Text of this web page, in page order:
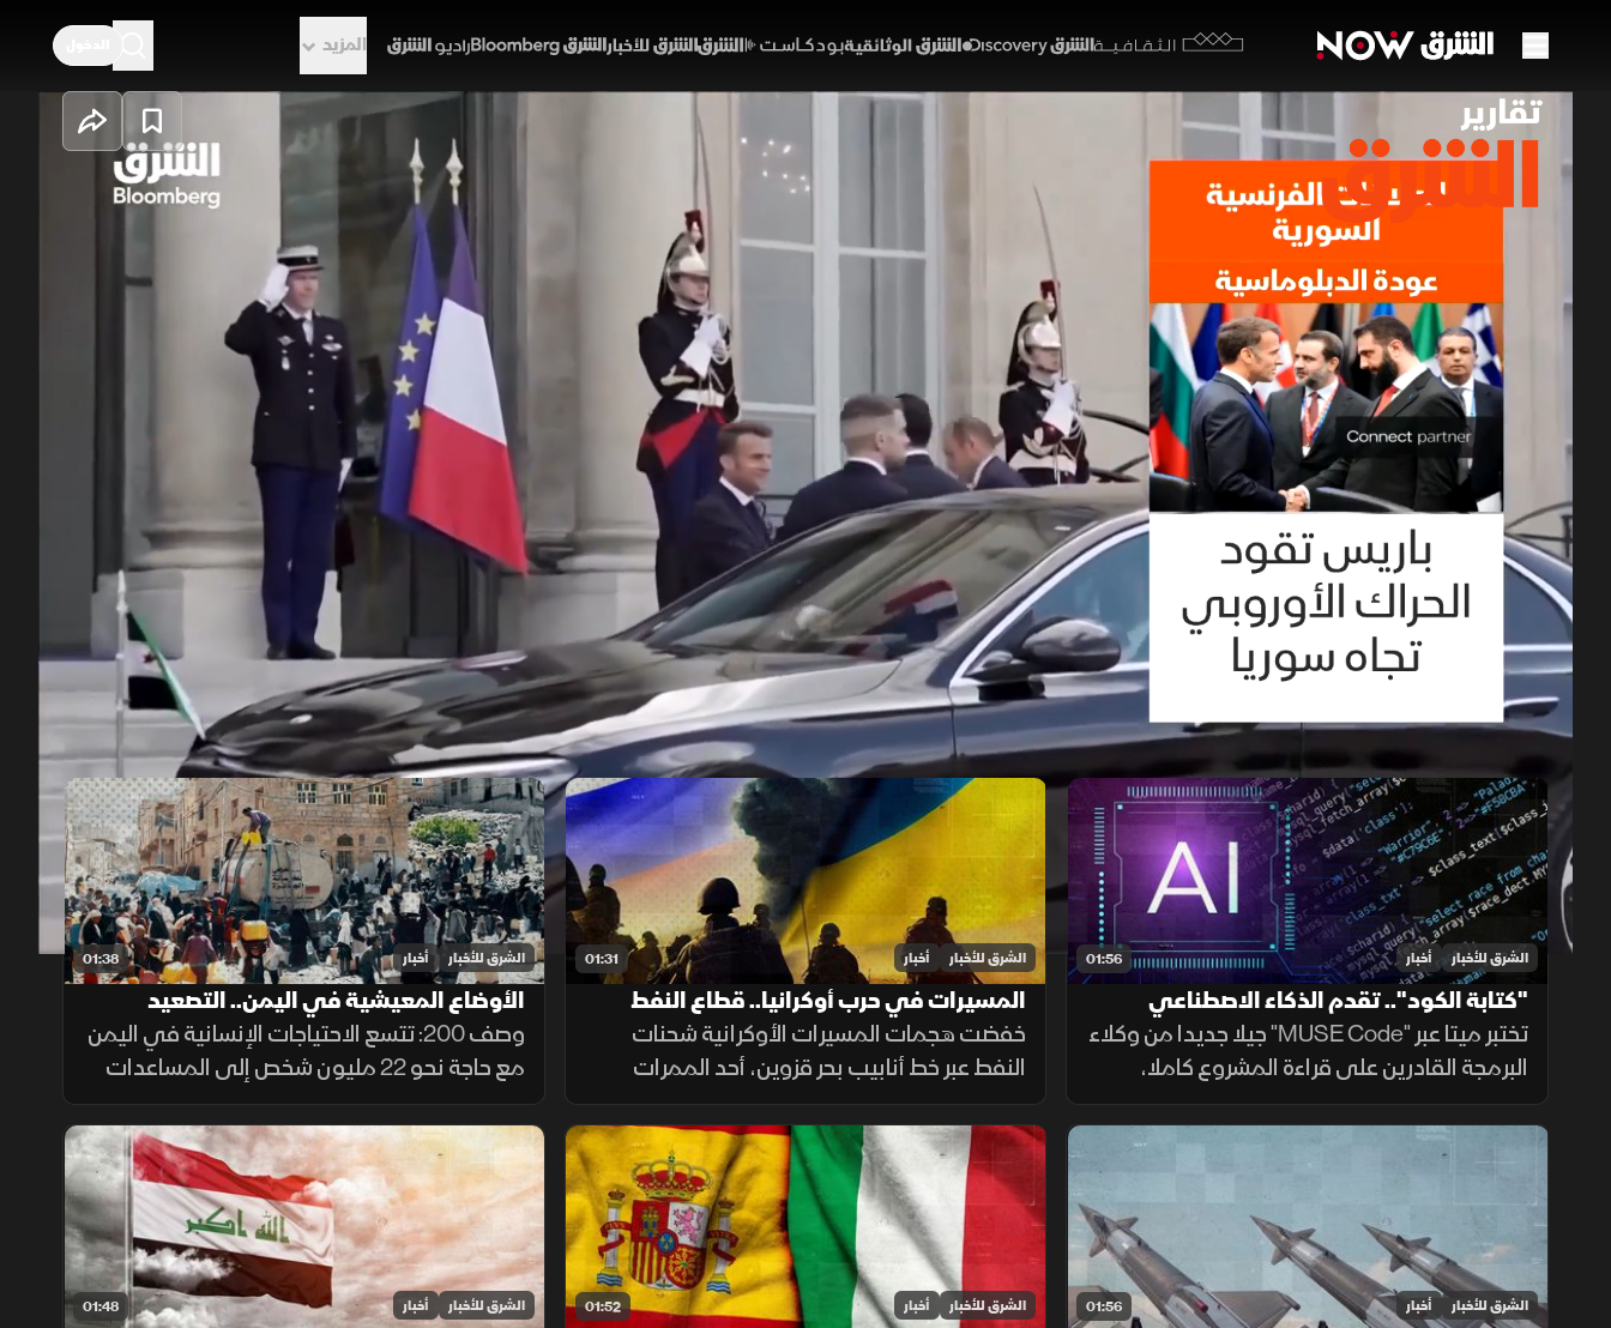
الثقافية
المزيد
00:13/01:03 1x auto
العلاقات الفرنسية السورية.. عودة الدبلوماسية
تقارير الشرق
تتحرك فرنسا لقيادة الموقف الأوروبي تجاه سوريا بعد أشهر من سقوط نظام بشار الأسد، عبر إعادة فتح قنوات
التواصل مع القيادة الجديدة ودعم مسار الانتقال السياسي. وتجلى ذلك في استقبال إيمانويل ماكرون للرئيس
السوري أحمد الشرع، ضمن مباحثات شملت رفع العقوبات ومكافحة الإرهاب وإعادة الإعمار.
برامج الشرق الإخبارية (ملحق)
حلقات الموسم 2026
01:56 الشرق للأخبار أخبار
"كتابة الكود".. تقدم الذكاء الاصطناعي
تختبر ميتا عبر "MUSE Code" جيلا جديدا من وكلاء
البرمجة القادرين على قراءة المشروع كاملا،
وتقسيم المهام وتشغيل الأدوات والاختبارات،
مع تنفيذ عدة عمليات بالتوازي.
01:31 الشرق للأخبار أخبار
المسيرات في حرب أوكرانيا.. قطاع النفط
يتأثر بسبب الهجمات
خفضت هجمات المسيرات الأوكرانية شحنات
النفط عبر خط أنابيب بحر قزوين، أحد الممرات
الرئيسية لصادرات كازاخستان، ما أضاف ضغوطا
جديدة على أسواق الطاقة والنقل البحري.
01:38 الشرق للأخبار أخبار
الأوضاع المعيشية في اليمن.. التصعيد
الحوثي يعمق الأزمةوصف 200: تتسع الاحتياجات الإنسانية في اليمن
مع حاجة نحو 22 مليون شخص إلى المساعدات
والحماية، وسط تفاقم انعدام الأمن الغذائي
ونقص حاد في تمويل خطة الاستجابة الإنسانية
01:56 الشرق للأخبار أخبار 01:52 الشرق للأخبار أخبار 01:48 الشرق للأخبار أخبار